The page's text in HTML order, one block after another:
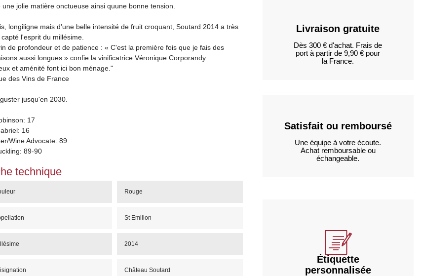
une jolie matière onctueuse ainsi quune bonne tension.
longiligne mais d'une belle intensité de fruit croquant, Soutard 2014 a très
capté l'esprit du millésime.
de profondeur et de patience : « C'est la première fois que je fais des
aussi longues » confie la vinificatrice Véronique Corporandy.
et aménité font ici bon ménage."
des Vins de France
jusqu'en 2030.
17
16
Wine Advocate: 89
89-90
technique
Rouge
St Emilion
2014
Château Soutard
Livraison gratuite
Dès 300 € d'achat. Frais de
port à partir de 9,90 € pour
la France.
Satisfait ou remboursé
Une équipe à votre écoute.
Achat remboursable ou
échangeable.
Étiquette
personnalisée